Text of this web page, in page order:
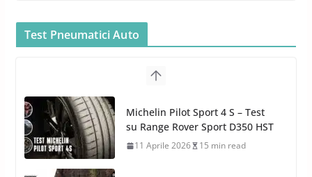
Gun per la tua Idropulitrice?
5 Maggio 2022 2 min read
Car Care
26 Marzo 2025 2 min read
Test Pneumatici Auto
Michelin Pilot Sport 4 S – Test
su Range Rover Sport D350 HST
11 Aprile 2026 15 min read